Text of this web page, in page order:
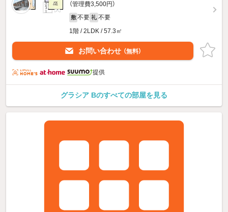
（管理費3,500円）
敷 不要 礼 不要
1階 / 2LDK / 57.3㎡
お問い合わせ （無料）
提供
グラシア Bのすべての部屋を見る